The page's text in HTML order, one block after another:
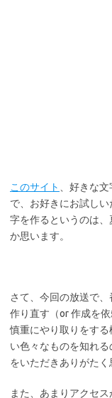
このサイト
、好きな
で、お好きにお試し
字を作るというのは
か思います。
さて、今回の放送で
作り直す（or 作成を
慎重にやり取りをす
い色々なものを知れ
をいただきありがたく
また、あまりアクセ